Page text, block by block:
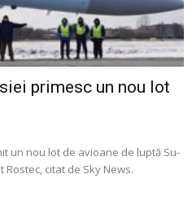
primesc un nou lot
un nou lot de avioane de luptă Su-
citat de Sky News.